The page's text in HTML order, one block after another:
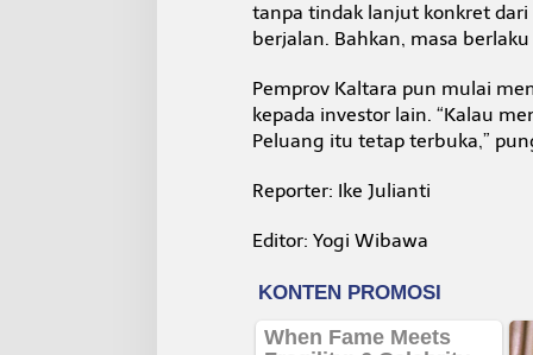
tanpa tindak lanjut konkret
berjalan. Bahkan, masa
Pemprov Kaltara pun mulai
kepada investor lain. “Kalau
Peluang itu tetap terbuka,”
Reporter: Ike Julianti
Editor: Yogi Wibawa